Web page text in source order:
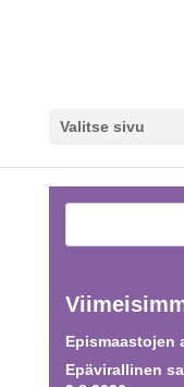
Valitse sivu
Epismaastojen
Epävirallinen